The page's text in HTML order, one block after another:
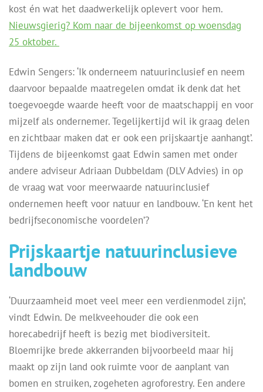
kost én wat het daadwerkelijk oplevert voor hem.
Nieuwsgierig? Kom naar de bijeenkomst op woensdag
25 oktober.
Edwin Sengers: ‘Ik onderneem natuurinclusief en neem
daarvoor bepaalde maatregelen omdat ik denk dat het
toegevoegde waarde heeft voor de maatschappij en voor
mijzelf als ondernemer. Tegelijkertijd wil ik graag delen
en zichtbaar maken dat er ook een prijskaartje aanhangt’.
Tijdens de bijeenkomst gaat Edwin samen met onder
andere adviseur Adriaan Dubbeldam (DLV Advies) in op
de vraag wat voor meerwaarde natuurinclusief
ondernemen heeft voor natuur en landbouw. ‘En kent het
bedrijfseconomische voordelen’?
Prijskaartje natuurinclusieve
landbouw
‘Duurzaamheid moet veel meer een verdienmodel zijn’,
vindt Edwin. De melkveehouder die ook een
horecabedrijf heeft is bezig met biodiversiteit.
Bloemrijke brede akkerranden bijvoorbeeld maar hij
maakt op zijn land ook ruimte voor de aanplant van
bomen en struiken, zogeheten agroforestry. Een andere